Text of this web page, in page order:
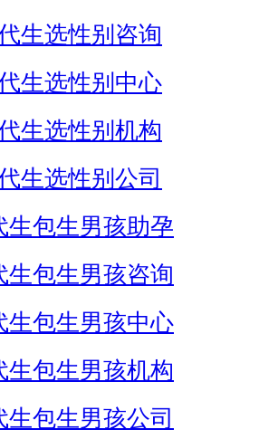
生选性别咨询
生选性别中心
生选性别机构
生选性别公司
生包生男孩助孕
生包生男孩咨询
生包生男孩中心
生包生男孩机构
生包生男孩公司